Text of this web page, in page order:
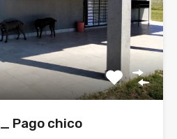
_ Pago chico